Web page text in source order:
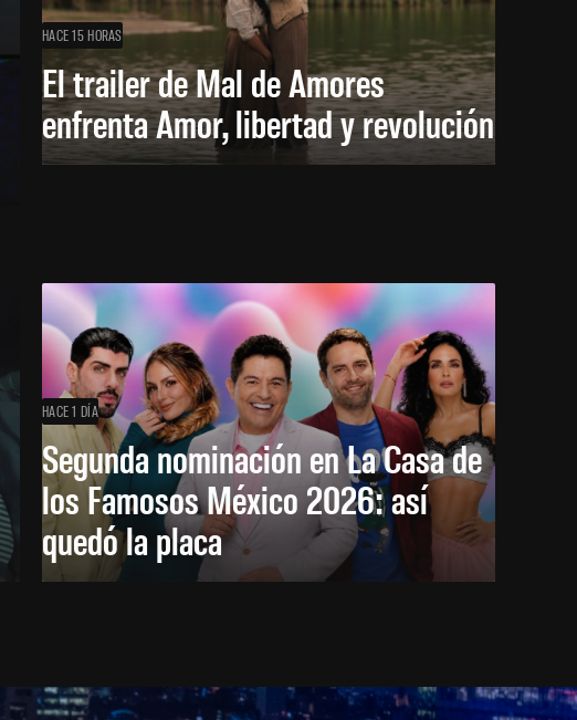
HACE 15 HORAS
El trailer de Mal de Amores
enfrenta Amor, libertad y revolución
HACE 1 DÍA
Segunda nominación en La Casa de
los Famosos México 2026: así
quedó la placa